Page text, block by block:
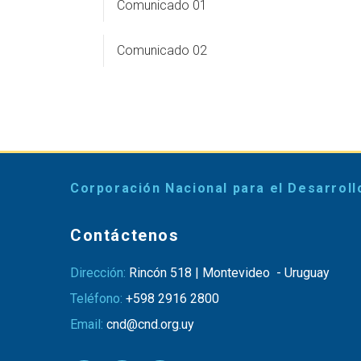
Comunicado 01
Comunicado 02
Corporación Nacional para el
Contáctenos
Dirección: Rincón 518 | Montevideo - Uruguay
Teléfono: +598 2916 2800
Email: cnd@cnd.org.uy